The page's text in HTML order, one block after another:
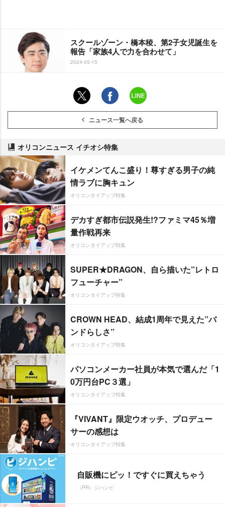
スクールゾーン・橋本稜、第2子女児誕生を
報告「家族4人で力を合わせて」
2024-05-15
ニュース一覧へ戻る
オリコンニュース イチオシ特集
イケメンてんこ盛り！尊すぎる男子の純
情ラブに胸キュン
オリコンタイアップ特集
デカすぎ都市伝説発生!?ファミマ45％増
量作戦再来
オリコンタイアップ特集
SUPER★DRAGON、自ら描いた”レトロ
フューチャー”
オリコンタイアップ特集
CROWN HEAD、結成1周年で見えた”バ
ンドらしさ”
オリコンタイアップ特集
パソコンメーカー社員が本気で選んだ「1
0万円台PC３選」
オリコンタイアップ特集
『VIVANT』限定ウオッチ、プロデュー
サーの感想は
オリコンタイアップ特集
自販機にピッ！ですぐに買えちゃう
（PR）ジハンピ